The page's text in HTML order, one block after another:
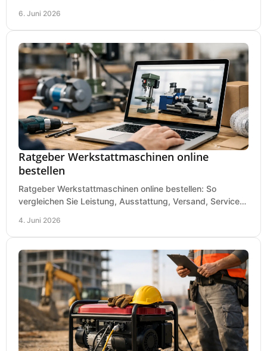
6. Juni 2026
Ratgeber Werkstattmaschinen online
bestellen
Ratgeber Werkstattmaschinen online bestellen: So
vergleichen Sie Leistung, Ausstattung, Versand, Service
4. Juni 2026